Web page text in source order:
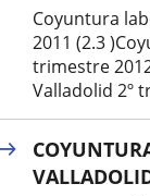
Coyuntura
2011 (2.3
trimestre
Valladolid 2º